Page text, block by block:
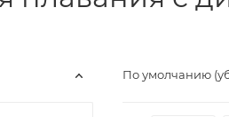
По умолчанию